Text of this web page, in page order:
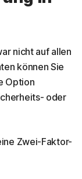
nicht auf allen
können Sie
Option
oder
Zwei-Faktor-